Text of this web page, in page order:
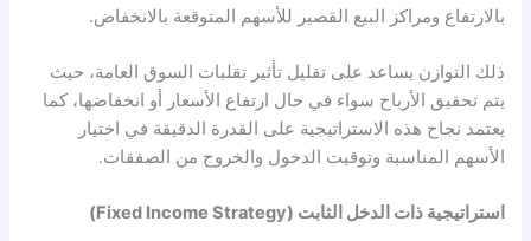
بالارتفاع ومراكز البيع القصير للأسهم المتوقعة بالانخفاض.
ذلك التوازن يساعد على تقليل تأثير تقلبات السوق العامة، حيث
يتم تحقيق الأرباح سواء في حال ارتفاع الأسعار أو انخفاضها، كما
يعتمد نجاح هذه الاستراتيجية على القدرة الدقيقة في اختيار
الأسهم المناسبة وتوقيت الدخول والخروج من الصفقات.
استراتيجية ذات الدخل الثابت (Fixed Income Strategy)